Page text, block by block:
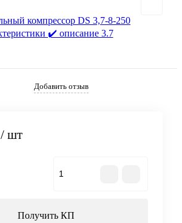
Добавить отзыв
/ шт
Получить КП